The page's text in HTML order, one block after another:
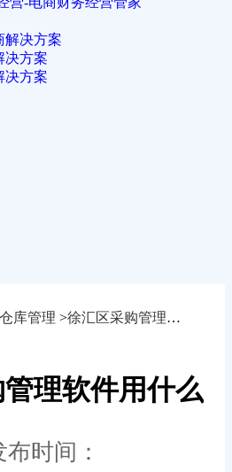
解决方案
决方案
决方案
仓库管理 >徐汇区采购管理软件用什么
理软件用什么
布时间：